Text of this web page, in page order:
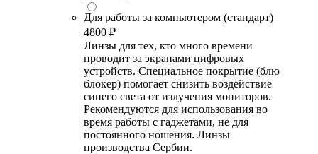
Для работы за компьютером (стандарт)
4800 ₽
Линзы для тех, кто много времени
проводит за экранами цифровых
устройств. Специальное покрытие (блю
блокер) помогает снизить воздействие
синего света от излучения мониторов.
Рекомендуются для использования во
время работы с гаджетами, не для
постоянного ношения. Линзы
производства Сербии.